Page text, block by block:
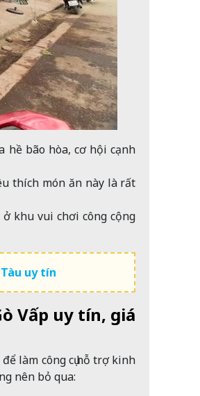
bão hòa, cơ hội cạnh
thích món ăn này là rất
khu vui chơi công cộng
uy tín
Vấp uy tín, giá
làm công cụ hỗ trợ kinh
nên bỏ qua: